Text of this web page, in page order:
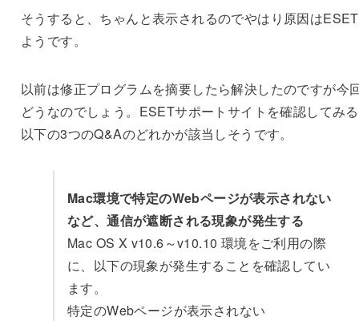
そうすると、ちゃんと表示されるのでやはり原因は
ようです。
以前は修正プログラムを摘要したら解決したのですが今
どうなのでしょう。ESETサポートサイトを確認してみ
以下の3つのQ&Aのどれかが該当しそうです。
Mac環境で特定のWebページが表示されない
など、通信が遮断される現象が発生する
Mac OS X v10.6～v10.10 環境をご利用の際
に、以下の現象が発生することを確認してい
ます。
特定のWebページが表示されない